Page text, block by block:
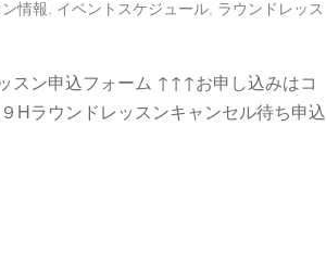
情報, イベントスケジュール, ラウンドレッス
スン申込フォーム ↑↑↑お申し込みはコ
ラウンドレッスンキャンセル待ち申込